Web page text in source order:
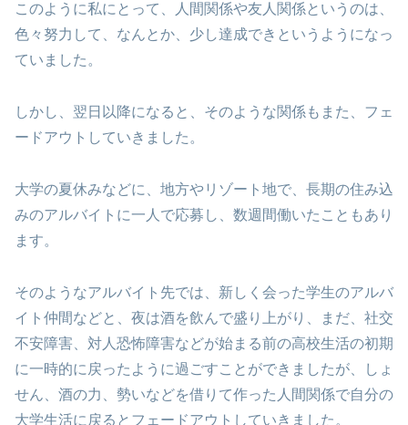
このように私にとって、人間関係や友人関係というのは、
色々努力して、なんとか、少し達成できというようになっ
ていました。
しかし、翌日以降になると、そのような関係もまた、フェ
ードアウトしていきました。
大学の夏休みなどに、地方やリゾート地で、長期の住み込
みのアルバイトに一人で応募し、数週間働いたこともあり
ます。
そのようなアルバイト先では、新しく会った学生のアルバ
イト仲間などと、夜は酒を飲んで盛り上がり、まだ、社交
不安障害、対人恐怖障害などが始まる前の高校生活の初期
に一時的に戻ったように過ごすことができましたが、しょ
せん、酒の力、勢いなどを借りて作った人間関係で自分の
大学生活に戻るとフェードアウトしていきました。